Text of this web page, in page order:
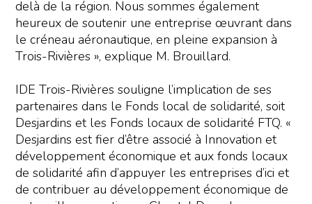
delà de la région. Nous sommes également
heureux de soutenir une entreprise œuvrant dans
le créneau aéronautique, en pleine expansion à
Trois-Rivières », explique M. Brouillard.
IDE Trois-Rivières souligne l’implication de ses
partenaires dans le Fonds local de solidarité, soit
Desjardins et les Fonds locaux de solidarité FTQ. «
Desjardins est fier d’être associé à Innovation et
développement économique et aux fonds locaux
de solidarité afin d’appuyer les entreprises d’ici et
de contribuer au développement économique de